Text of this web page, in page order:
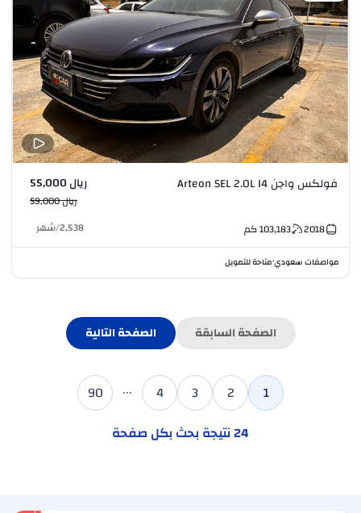
فولكس واجن Arteon SEL 2.0L I4 ريال 55,000
ريال 59,000
2018
103,183كم 2,538
/شهر
مواصفات سعودي•متاحة للتمويل
الصفحة السابقة الصفحة التالية
1
2
3
4
...
90
24نتيجة بحث بكل صفحة